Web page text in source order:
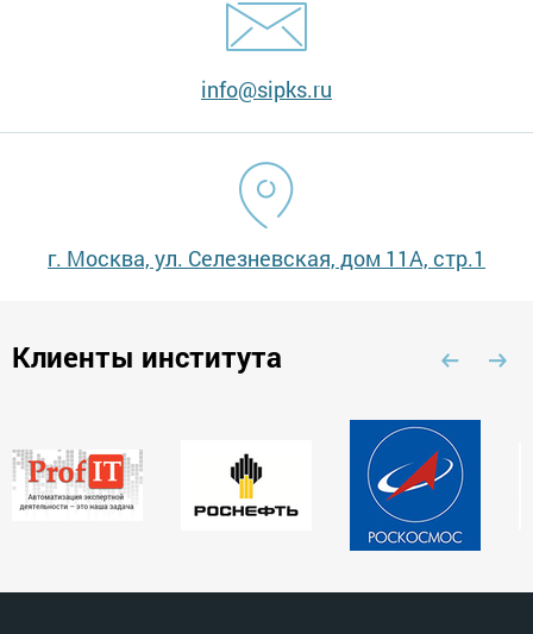
info@sipks.ru
г. Москва, ул. Селезневская, дом 11А, стр.1
Клиенты института